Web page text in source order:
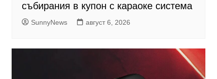
събирания в купон с караоке система
SunnyNews август 6, 2026